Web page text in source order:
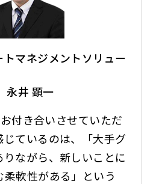
マネジメントソリュー
井 顕一
付き合いさせていただ
ているのは、「大手グ
ながら、新しいことに
軟性がある」という